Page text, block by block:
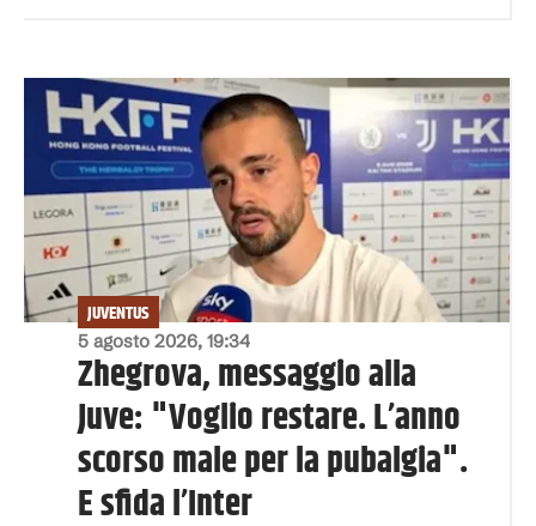
5 agosto 2026, 19:34
JUVENTUS
Zhegrova, messaggio alla
Juve: "Voglio restare. L’anno
scorso male per la pubalgia".
E sfida l’Inter